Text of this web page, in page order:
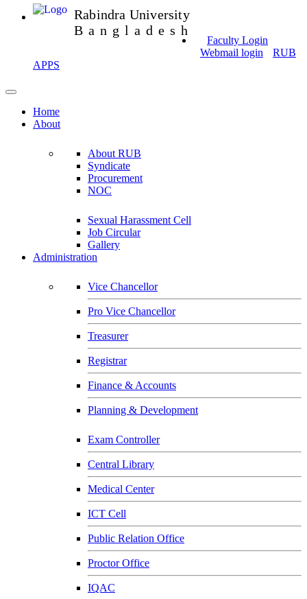
Rabindra University
Bangladesh
Faculty Login
Webmail login
RUB
APPS
Home
About
About RUB
Syndicate
Procurement
NOC
Sexual Harassment Cell
Job Circular
Gallery
Administration
Vice Chancellor
Pro Vice Chancellor
Treasurer
Registrar
Finance & Accounts
Planning & Development
Exam Controller
Central Library
Medical Center
ICT Cell
Public Relation Office
Proctor Office
IQAC